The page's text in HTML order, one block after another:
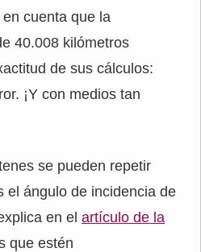
cuenta que la
40.008 kilómetros
de sus cálculos:
¡Y con medios tan
se pueden repetir
el ángulo de incidencia de
en el artículo de la
que estén